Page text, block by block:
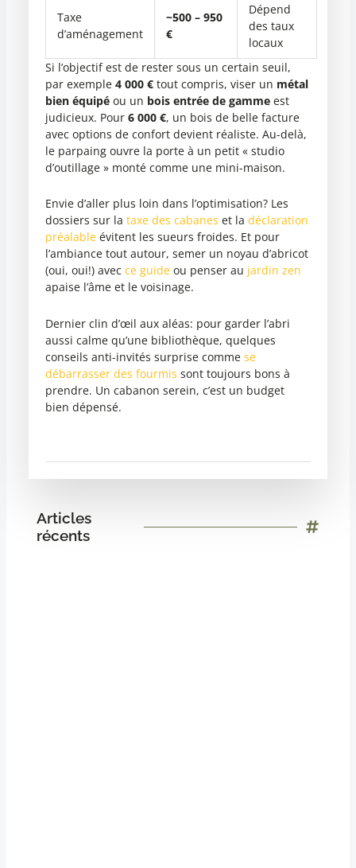
Taxe
d’aménagement
~500 – 950
€
Dépend
des taux
locaux
Si l’objectif est de rester sous un certain seuil,
par exemple 4 000 €tout compris, viser un métal
bien équipéou un bois entrée de gammeest
judicieux. Pour 6 000 €, un bois de belle facture
avec options de confort devient réaliste. Au-delà,
le parpaing ouvre la porte à un petit « studio
d’outillage » monté comme une mini-maison.
Envie d’aller plus loin dans l’optimisation? Les
dossiers sur la taxe des cabanes et la déclaration
préalableévitent les sueurs froides. Et pour
l’ambiance tout autour, semer un noyau d’abricot
(oui, oui!) avec ce guideou penser au jardin zen
apaise l’âme et le voisinage.
Dernier clin d’œil aux aléas: pour garder l’abri
aussi calme qu’une bibliothèque, quelques
conseils anti-invités surprise comme se
débarrasser des fourmis sont toujours bons à
prendre. Un cabanon serein, c’est un budget
bien dépensé.
Articles
récents